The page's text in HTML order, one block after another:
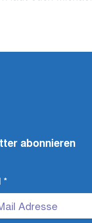
abonnieren
*